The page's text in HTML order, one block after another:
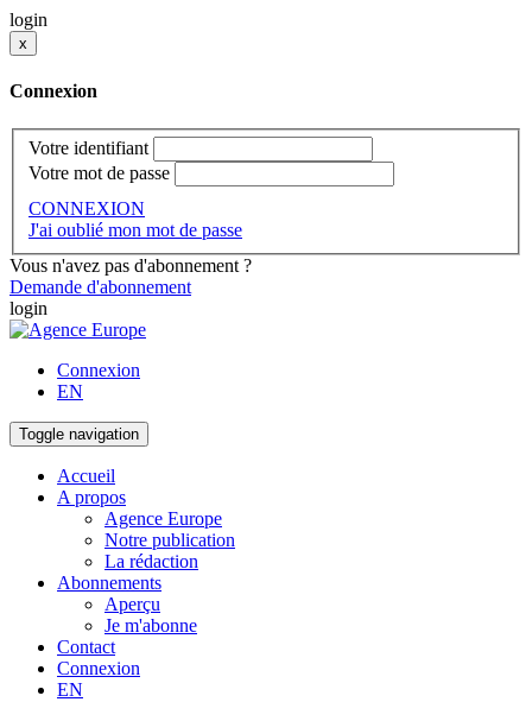
login
x
Connexion
Votre identifiant
Votre mot de passe
CONNEXION
J'ai oublié mon mot de passe
Vous n'avez pas d'abonnement ?
Demande d'abonnement
login
Connexion
EN
Toggle navigation
Accueil
A propos
Agence Europe
Notre publication
La rédaction
Abonnements
Aperçu
Je m'abonne
Contact
Connexion
EN